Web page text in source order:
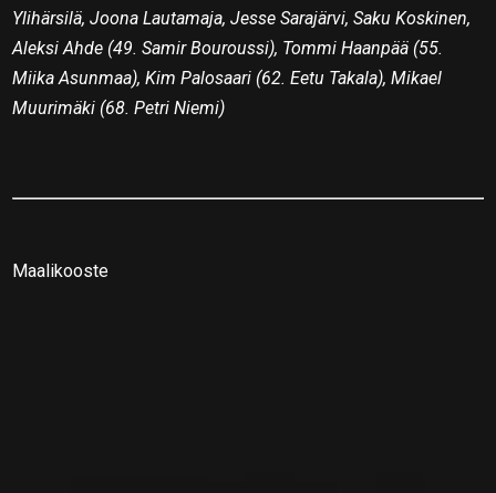
Ylihärsilä, Joona Lautamaja, Jesse Sarajärvi, Saku Koskinen,
Aleksi Ahde (49. Samir Bouroussi), Tommi Haanpää (55.
Miika Asunmaa), Kim Palosaari (62. Eetu Takala), Mikael
Muurimäki (68. Petri Niemi)
Maalikooste